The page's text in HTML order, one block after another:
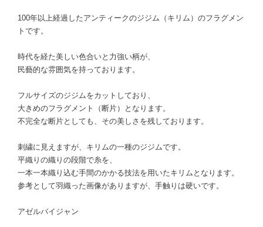
100年以上経過したアンティークのジジム（キリム）のフラグメン
トです。
時代を経た美しい色合いと力強い柄が、
民藝的な雰囲気を持っております。
フルサイズのジジムをカットしており、
大きめのフラグメント（断片）となります。
不完全な断片としても、その美しさを残しております。
刺繍に見えますが、キリムの一種のジジムです。
平織りの織りの段階で糸を、
一本一本織り込む手間のかかる技法を用いたキリムとなります。
参考として羽織った画像がありますが、手触りは硬いです。
アゼルバイジャン